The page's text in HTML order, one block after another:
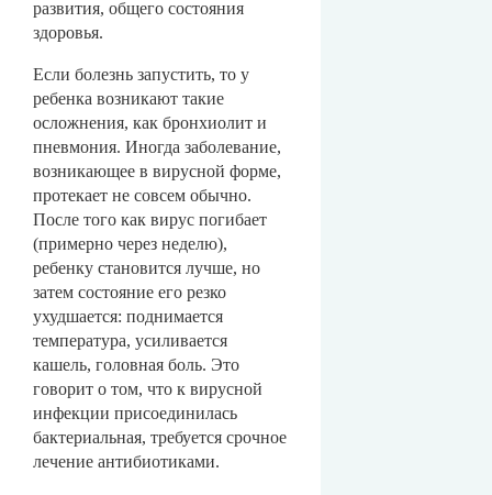
развития, общего состояния
здоровья.
Если болезнь запустить, то у
ребенка возникают такие
осложнения, как бронхиолит и
пневмония. Иногда заболевание,
возникающее в вирусной форме,
протекает не совсем обычно.
После того как вирус погибает
(примерно через неделю),
ребенку становится лучше, но
затем состояние его резко
ухудшается: поднимается
температура, усиливается
кашель, головная боль. Это
говорит о том, что к вирусной
инфекции присоединилась
бактериальная, требуется срочное
лечение антибиотиками.